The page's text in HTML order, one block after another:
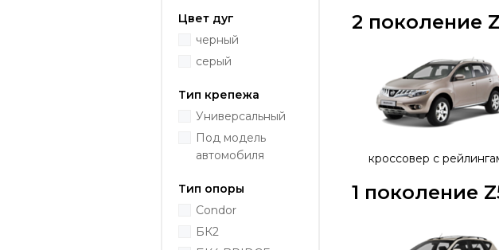
Цвет дуг
черный
серый
Тип крепежа
Универсальный
Под модель
автомобиля
Тип опоры
Condor
БК2
2 поколение
кроссовер с
1 поколение